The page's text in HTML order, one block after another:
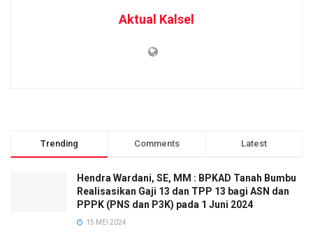
Aktual Kalsel
Trending Comments Latest
Hendra Wardani, SE, MM : BPKAD Tanah Bumbu
Realisasikan Gaji 13 dan TPP 13 bagi ASN dan
PPPK (PNS dan P3K) pada 1 Juni 2024
15 MEI 2024